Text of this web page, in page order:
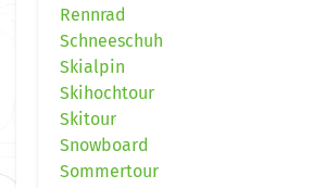
Rennrad
Schneeschuh
Skialpin
Skihochtour
Skitour
Snowboard
Sommertour